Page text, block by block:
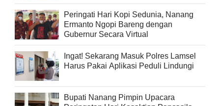
Peringati Hari Kopi Sedunia, Nanang
Ermanto Ngopi Bareng dengan
Gubernur Secara Virtual
Ingat! Sekarang Masuk Polres Lamsel
Harus Pakai Aplikasi Peduli Lindungi
Bupati Nanang Pimpin Upacara